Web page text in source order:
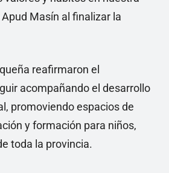
Masín al finalizar la
reafirmaron el
acompañando el desarrollo
promoviendo espacios de
y formación para niños,
toda la provincia.